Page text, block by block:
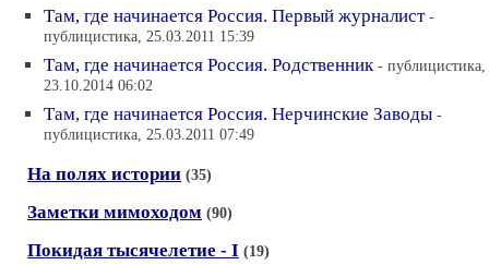
Там, где начинается Россия. Первый журналист -
публицистика, 25.03.2011 15:39
Там, где начинается Россия. Родственник - публицистика,
23.10.2014 06:02
Там, где начинается Россия. Нерчинские Заводы -
публицистика, 25.03.2011 07:49
На полях истории (35)
Заметки мимоходом (90)
Покидая тысячелетие - I (19)